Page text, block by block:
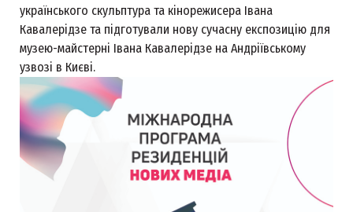
українського скульптура та кінорежисера Івана
Кавалерідзе та підготували нову сучасну експозицію для
музею-майстерні Івана Кавалерідзе на Андріївському
узвозі в Києві.